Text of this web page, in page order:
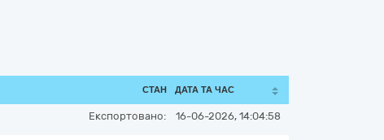
СТАН ДАТА ТА ЧАС
Експортовано: 16-06-2026, 14:04:58